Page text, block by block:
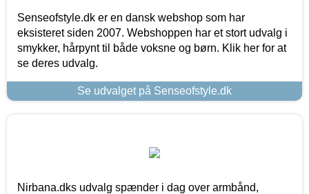
Senseofstyle.dk er en dansk webshop som har
eksisteret siden 2007. Webshoppen har et stort udvalg i
smykker, hårpynt til både voksne og børn. Klik her for at
se deres udvalg.
Se udvalget på Senseofstyle.dk
Nirbana.dks udvalg spænder i dag over armbånd,